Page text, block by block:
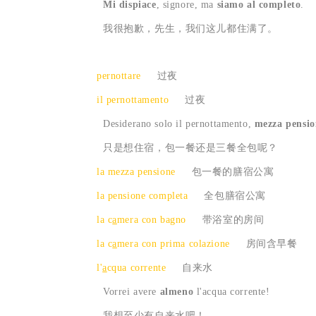
Mi dispiace, signore, ma siamo al completo.
我很抱歉，先生，我们这儿都住满了。
pernottare 过夜
il pernottamento 过夜
Desiderano solo il pernottamento, mezza
只是想住宿，包一餐还是三餐全包呢？
la mezza pensione 包一餐的膳宿公寓
la pensione completa 全包膳宿公寓
la camera con bagno 带浴室的房间
la camera con prima colazione 房间含早餐
l'acqua corrente 自来水
Vorrei avere almeno l'acqua corrente!